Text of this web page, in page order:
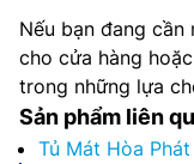
Nếu bạn đang cần
cho cửa hàng
trong những lựa
Sản phẩm liên
Tủ Mát Hòa